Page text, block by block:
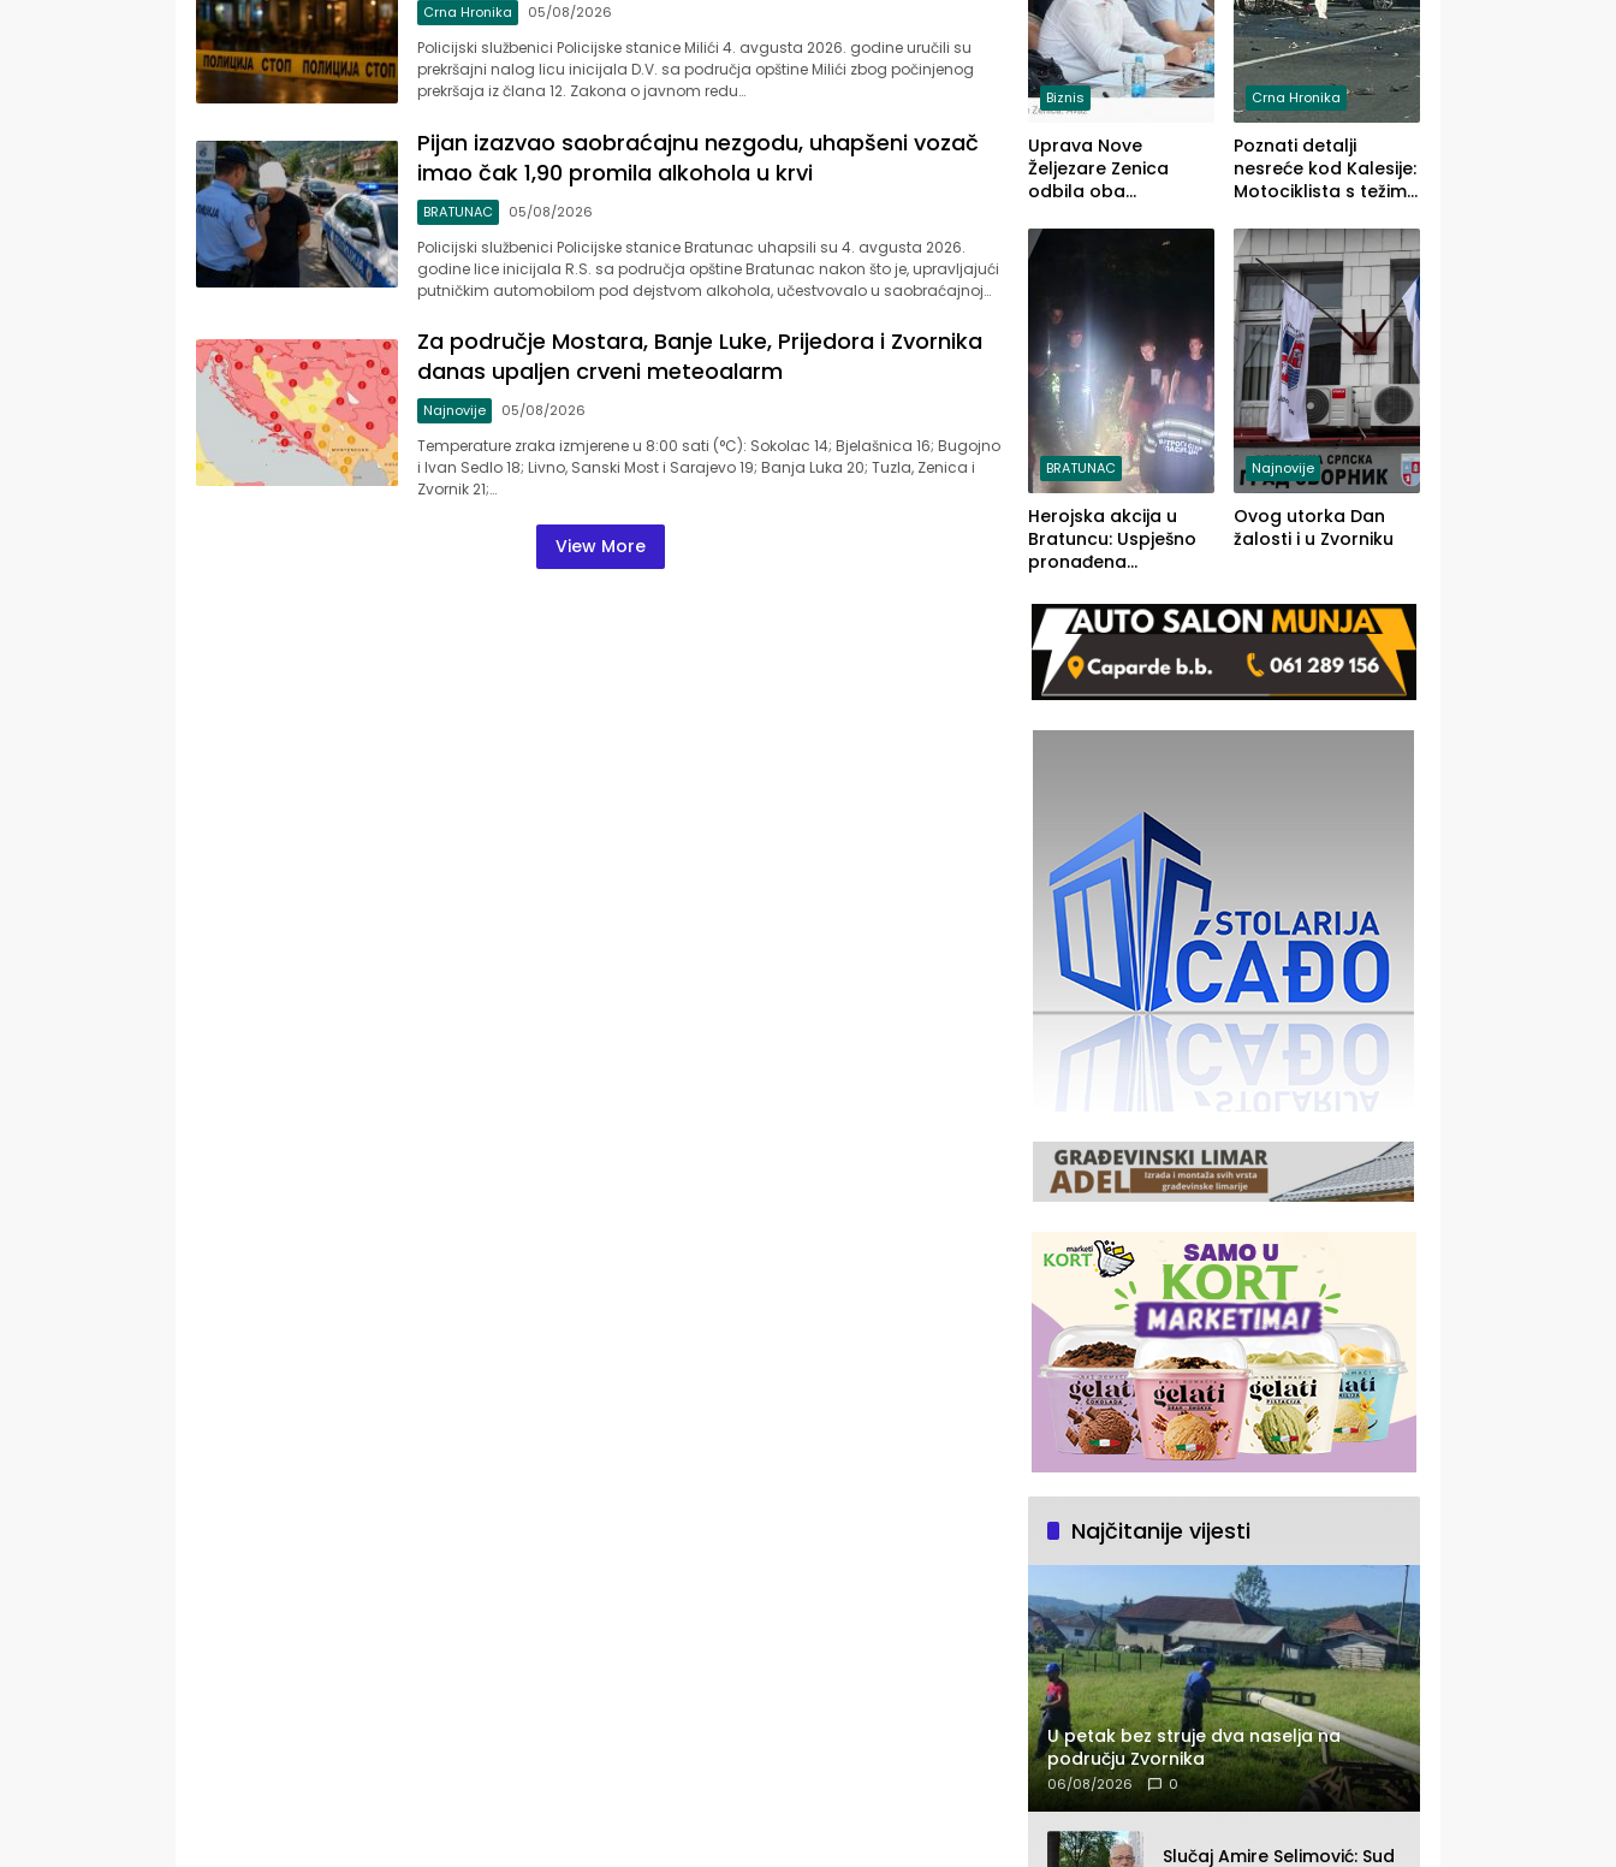
Crna Hronika 05/08/2026
Policijski službenici Policijske stanice Milići 4. avgusta 2026. godine uručili su
prekršajni nalog licu inicijala D.V. sa područja opštine Milići zbog počinjenog
prekršaja iz člana 12. Zakona o javnom redu…
Pijan izazvao saobraćajnu nezgodu, uhapšeni vozač
imao čak 1,90 promila alkohola u krvi
BRATUNAC 05/08/2026
Policijski službenici Policijske stanice Bratunac uhapsili su 4. avgusta 2026.
godine lice inicijala R.S. sa područja opštine Bratunac nakon što je, upravljajući
putničkim automobilom pod dejstvom alkohola, učestvovalo u saobraćajnoj…
Za područje Mostara, Banje Luke, Prijedora i Zvornika
danas upaljen crveni meteoalarm
Najnovije 05/08/2026
Temperature zraka izmjerene u 8:00 sati (°C): Sokolac 14; Bjelašnica 16; Bugojno
i Ivan Sedlo 18; Livno, Sanski Most i Sarajevo 19; Banja Luka 20; Tuzla, Zenica i
Zvornik 21;…
View More
Biznis
Uprava Nove
Željezare Zenica
odbila oba
FBiH: Ustrajni da je
stečaj jedino rješenje
Crna Hronika
Poznati detalji
nesreće kod Kalesije:
Motociklista s težim,
lakšim povredama
BRATUNAC
Herojska akcija u
Bratuncu: Uspješno
pronađena
a Ivanka Lazić,
rodom iz Kravice.
Najnovije
Ovog utorka Dan
žalosti i u Zvorniku
Najčitanije vijesti
U petak bez struje dva naselja na
području Zvornika
06/08/2026 0
Slučaj Amire Selimović: Sud